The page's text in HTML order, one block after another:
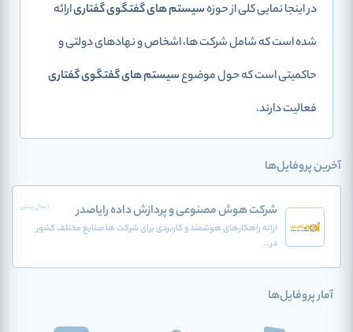
در اینجا نمایی کلی از حوزهسیستم های گفتگوی گفتاریارائه
شده است که شامل شرکت ها، اشخاص و نهادهای دولتی و
حاکمیتی است که حول موضوعسیستم های گفتگوی گفتاری
فعالیت دارند.
آخرین پروفایل‌ها
شرکت هوش مصنوعی و پردازش داده رایاصدر 1 سال پیش
ارائه راهکارهای هوشمند و کاربردی برای شرکت ها صنایع مختلف کشور
در...
آمار پروفایل‌ها